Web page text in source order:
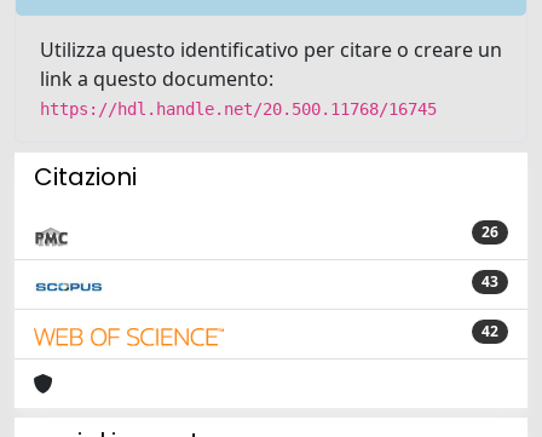
Utilizza questo identificativo per citare o creare un
link a questo documento:
https://hdl.handle.net/20.500.11768/16745
Citazioni
26
43
42